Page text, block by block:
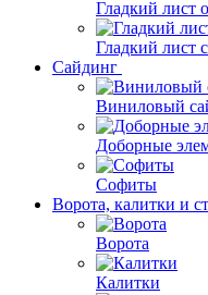
Гладкий лист
Гладкий лист
Сайдинг
Виниловый
Доборные
Софиты
Ворота, калитки и
Ворота
Калитки